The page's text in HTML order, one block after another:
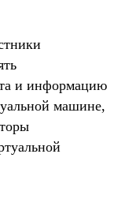
и информацию
машине,